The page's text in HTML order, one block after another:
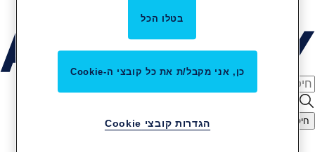
חיפוש
בטלו הכל
כן, אני מקבל/ת את כל קובצי ה-Cookie
הגדרות קובצי Cookie